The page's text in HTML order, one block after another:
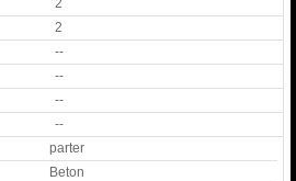
2
--
--
--
--
parter
Beton